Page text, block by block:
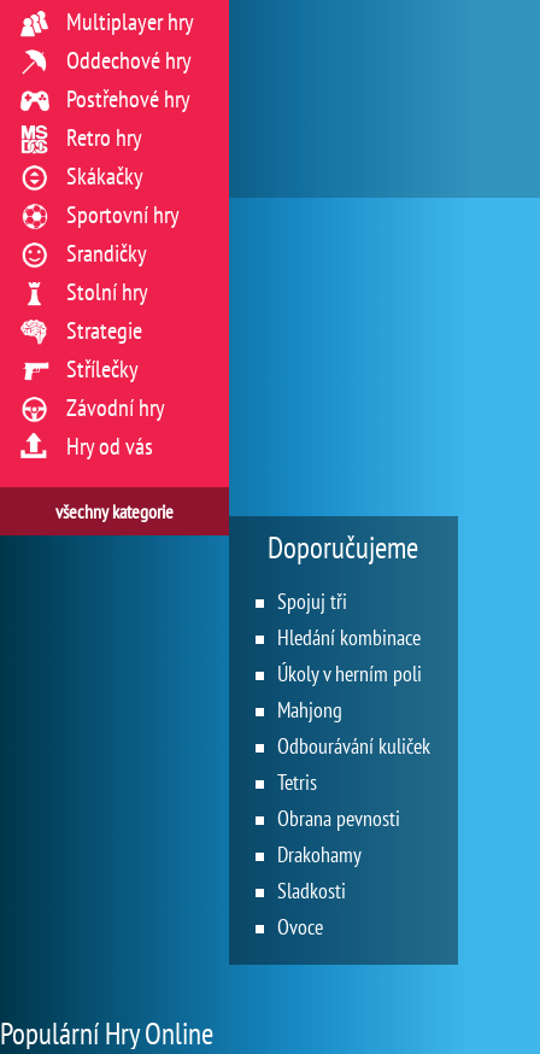
Multiplayer hry
Oddechové hry
Postřehové hry
Retro hry
Skákačky
Sportovní hry
Srandičky
Stolní hry
Strategie
Střílečky
Závodní hry
Hry od vás
všechny kategorie
Doporučujeme
Spojuj tři
Hledání kombinace
Úkoly v herním poli
Mahjong
Odbourávání kuliček
Tetris
Obrana pevnosti
Drakohamy
Sladkosti
Ovoce
Populární Hry Online